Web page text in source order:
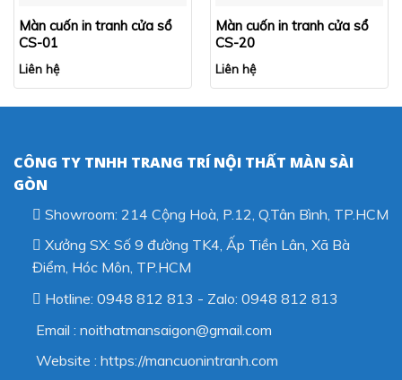
Màn cuốn in tranh cửa sổ
CS-01
Liên hệ
Màn cuốn in tranh cửa sổ
CS-20
Liên hệ
CÔNG TY TNHH TRANG TRÍ NỘI THẤT MÀN SÀI
GÒN
Showroom: 214 Cộng Hoà, P.12, Q.Tân Bình, TP.HCM
Xưởng SX: Số 9 đường TK4, Ấp Tiền Lân, Xã Bà
Điểm, Hóc Môn, TP.HCM
Hotline: 0948 812 813 - Zalo: 0948 812 813
Email : noithatmansaigon@gmail.com
Website : https://mancuonintranh.com